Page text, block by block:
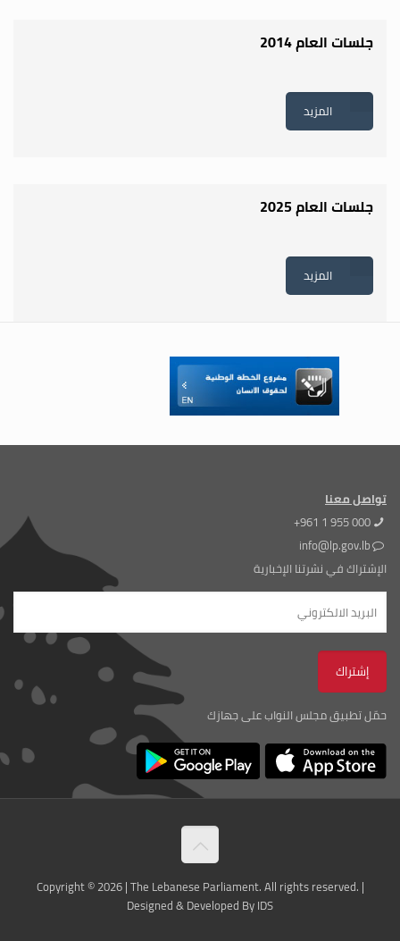
جلسات العام 2014
المزيد
جلسات العام 2025
المزيد
تواصل معنا
+961 1 955 000
info@lp.gov.lb
الإشتراك في نشرتنا الإخبارية
حمّل تطبيق مجلس النواب على جهازك
Copyright © 2026 | The Lebanese Parliament. All rights reserved. |
Designed & Developed By IDS